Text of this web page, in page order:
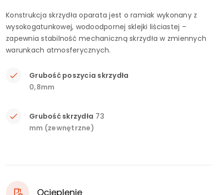
Konstrukcja skrzydła oparata jest o ramiak wykonany z
wysokogatunkowej, wodoodpornej sklejki liściastej –
zapewnia stabilność mechaniczną skrzydła w zmiennych
warunkach atmosferycznych.
Grubość poszycia skrzydła
0,8mm
Grubość skrzydła 73
mm (zewnętrzne)
Ocieplenie